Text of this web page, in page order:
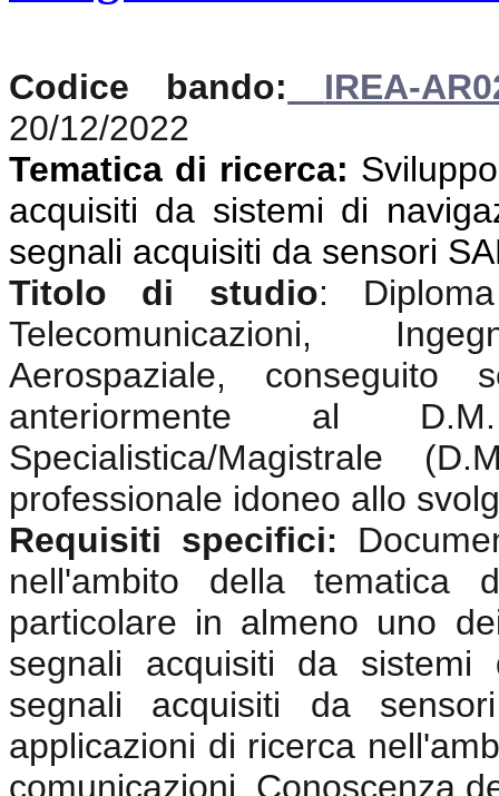
Codice bando:
IREA-
20/12/2022
Tematica di ricerca:
acquisiti da sistemi di
segnali acquisiti da sensori
Titolo di studio:
Telecomunicazioni,
Aerospaziale,
anteriormente al
Specialistica/Magistrale
professionale idoneo allo
Requisiti specifici:
nell'ambito della
particolare in almeno uno
segnali acquisiti da sistemi
segnali acquisiti da
applicazioni di ricerca
comunicazioni. Conoscenza